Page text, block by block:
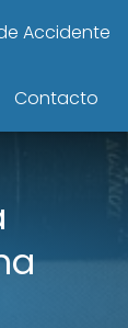
Accidente
Contacto